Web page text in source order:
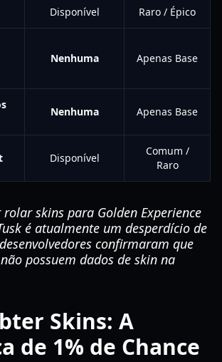
Disponível Raro / Épico
Nenhuma Apenas Base
Nenhuma Apenas Base
Disponível
Comum /
Raro
rolar skins para Golden Experience
é atualmente um desperdício de
confirmaram que
possuem dados de skin na
Skins: A
de 1% de Chance